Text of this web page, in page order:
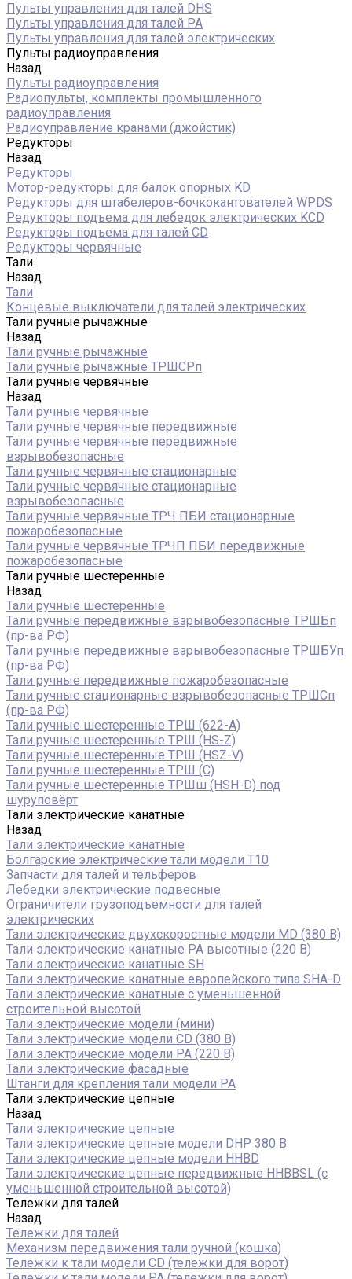
Пульты управления для талей DHS
Пульты управления для талей РА
Пульты управления для талей электрических
Пульты радиоуправления
Назад
Пульты радиоуправления
Радиопульты, комплекты промышленного
радиоуправления
Радиоуправление кранами (джойстик)
Редукторы
Назад
Редукторы
Мотор-редукторы для балок опорных KD
Редукторы для штабелеров-бочкокантователей WPDS
Редукторы подъема для лебедок электрических KCD
Редукторы подъема для талей CD
Редукторы червячные
Тали
Назад
Тали
Концевые выключатели для талей электрических
Тали ручные рычажные
Назад
Тали ручные рычажные
Тали ручные рычажные ТРШСРп
Тали ручные червячные
Назад
Тали ручные червячные
Тали ручные червячные передвижные
Тали ручные червячные передвижные
взрывобезопасные
Тали ручные червячные стационарные
Тали ручные червячные стационарные
взрывобезопасные
Тали ручные червячные ТРЧ ПБИ стационарные
пожаробезопасные
Тали ручные червячные ТРЧП ПБИ передвижные
пожаробезопасные
Тали ручные шестеренные
Назад
Тали ручные шестеренные
Тали ручные передвижные взрывобезопасные ТРШБп
(пр-ва РФ)
Тали ручные передвижные взрывобезопасные ТРШБУп
(пр-ва РФ)
Тали ручные передвижные пожаробезопасные
Тали ручные стационарные взрывобезопасные ТРШСп
(пр-ва РФ)
Тали ручные шестеренные ТРШ (622-A)
Тали ручные шестеренные ТРШ (HS-Z)
Тали ручные шестеренные ТРШ (HSZ-V)
Тали ручные шестеренные ТРШ (С)
Тали ручные шестеренные ТРШш (HSH-D) под
шуруповёрт
Тали электрические канатные
Назад
Тали электрические канатные
Болгарские электрические тали модели T10
Запчасти для талей и тельферов
Лебедки электрические подвесные
Ограничители грузоподъемности для талей
электрических
Тали электрические двухскоростные модели MD (380 В)
Тали электрические канатные PA высотные (220 В)
Тали электрические канатные SH
Тали электрические канатные европейского типа SHA-D
Тали электрические канатные с уменьшенной
строительной высотой
Тали электрические модели (мини)
Тали электрические модели CD (380 В)
Тали электрические модели РА (220 В)
Тали электрические фасадные
Штанги для крепления тали модели РА
Тали электрические цепные
Назад
Тали электрические цепные
Тали электрические цепные модели DHP 380 В
Тали электрические цепные модели HHBD
Тали электрические цепные передвижные HHBBSL (с
уменьшенной строительной высотой)
Тележки для талей
Назад
Тележки для талей
Механизм передвижения тали ручной (кошка)
Тележки к тали модели CD (тележки для ворот)